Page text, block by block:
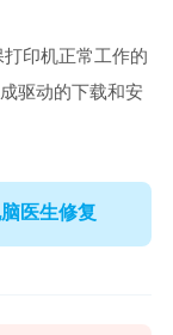
打印机正常工作的
驱动的下载和安
医生修复